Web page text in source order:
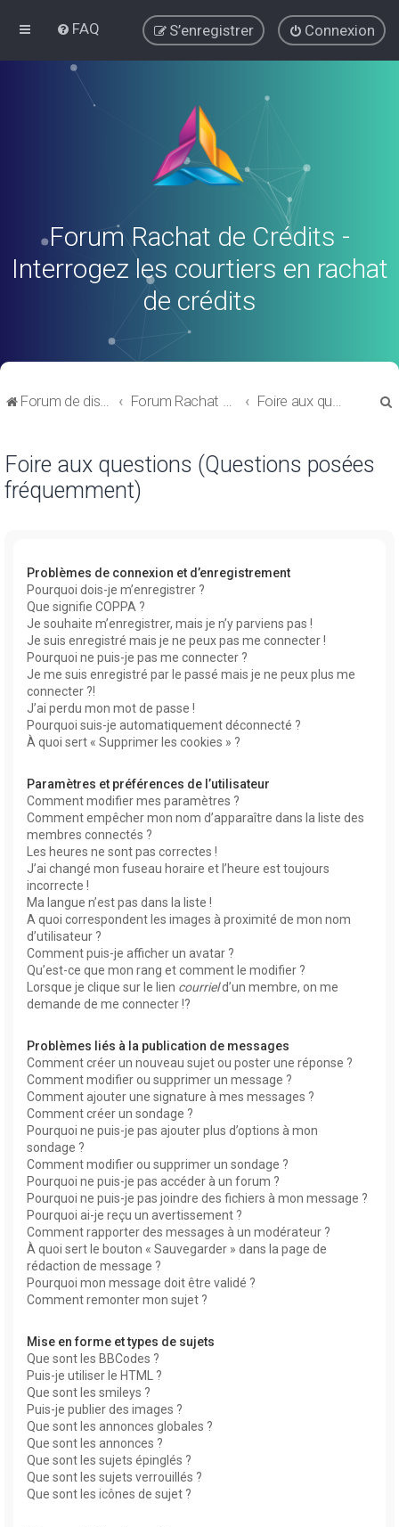
FAQ Connexion
S’enregistrer
Forum Rachat de Crédits -
Interrogez les courtiers en rachat
de crédits
Forum de discussions sur le Regroupement de Crédits et le Rachat de Crédits Forum Rachat de Crédits Foire aux questions (Questions posées fréquemment)
Foire aux questions (Questions posées
fréquemment)
Problèmes de connexion et d’enregistrement
Pourquoi dois-je m’enregistrer ?
Que signifie COPPA ?
Je souhaite m’enregistrer, mais je n’y parviens pas !
Je suis enregistré mais je ne peux pas me connecter !
Pourquoi ne puis-je pas me connecter ?
Je me suis enregistré par le passé mais je ne peux plus me
connecter ?!
J’ai perdu mon mot de passe !
Pourquoi suis-je automatiquement déconnecté ?
À quoi sert « Supprimer les cookies » ?
Paramètres et préférences de l’utilisateur
Comment modifier mes paramètres ?
Comment empêcher mon nom d’apparaître dans la liste des
membres connectés ?
Les heures ne sont pas correctes !
J’ai changé mon fuseau horaire et l’heure est toujours
incorrecte !
Ma langue n’est pas dans la liste !
A quoi correspondent les images à proximité de mon nom
d’utilisateur ?
Comment puis-je afficher un avatar ?
Qu’est-ce que mon rang et comment le modifier ?
Lorsque je clique sur le lien courrield’un membre, on me
demande de me connecter !?
Problèmes liés à la publication de messages
Comment créer un nouveau sujet ou poster une réponse ?
Comment modifier ou supprimer un message ?
Comment ajouter une signature à mes messages ?
Comment créer un sondage ?
Pourquoi ne puis-je pas ajouter plus d’options à mon
sondage ?
Comment modifier ou supprimer un sondage ?
Pourquoi ne puis-je pas accéder à un forum ?
Pourquoi ne puis-je pas joindre des fichiers à mon message ?
Pourquoi ai-je reçu un avertissement ?
Comment rapporter des messages à un modérateur ?
À quoi sert le bouton « Sauvegarder » dans la page de
rédaction de message ?
Pourquoi mon message doit être validé ?
Comment remonter mon sujet ?
Mise en forme et types de sujets
Que sont les BBCodes ?
Puis-je utiliser le HTML ?
Que sont les smileys ?
Puis-je publier des images ?
Que sont les annonces globales ?
Que sont les annonces ?
Que sont les sujets épinglés ?
Que sont les sujets verrouillés ?
Que sont les icônes de sujet ?